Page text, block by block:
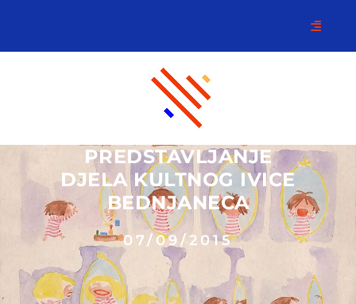
PREDSTAVLJANJE
DJELA KULTNOG IVICE
BEDNJANECA
07/09/2015